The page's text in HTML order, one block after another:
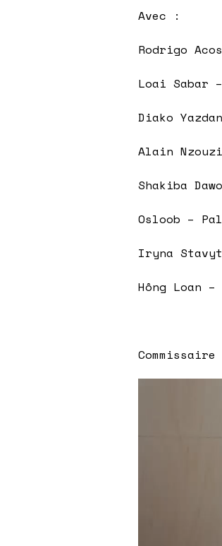
Avec :
Rodrigo
Loai Sabar
Diako
Alain
Shakiba
Osloob –
Iryna
Hông Loan –